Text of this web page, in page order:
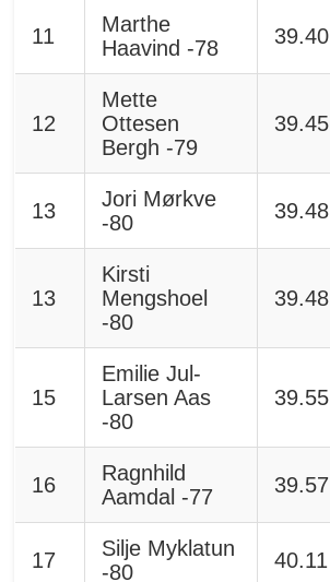
11
Marthe
Haavind -78
39.40
12
Mette
Ottesen
Bergh -79
39.45
13
Jori Mørkve
-80
39.48
13
Kirsti
Mengshoel
-80
39.48
15
Emilie Jul-
Larsen Aas
-80
39.55
16
Ragnhild
Aamdal -77
39.57
17
Silje Myklatun
-80
40.11